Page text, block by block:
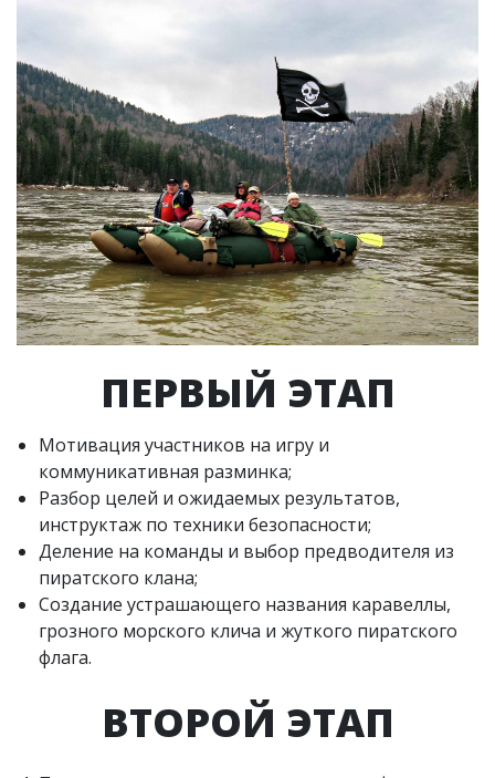
ПЕРВЫЙ ЭТАП
Мотивация участников на игру и
коммуникативная разминка;
Разбор целей и ожидаемых результатов,
инструктаж по техники безопасности;
Деление на команды и выбор предводителя из
пиратского клана;
Создание устрашающего названия каравеллы,
грозного морского клича и жуткого пиратского
флага.
ВТОРОЙ ЭТАП